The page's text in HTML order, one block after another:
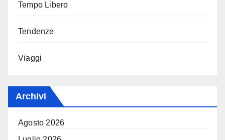
Tempo Libero
Tendenze
Viaggi
Archivi
Agosto 2026